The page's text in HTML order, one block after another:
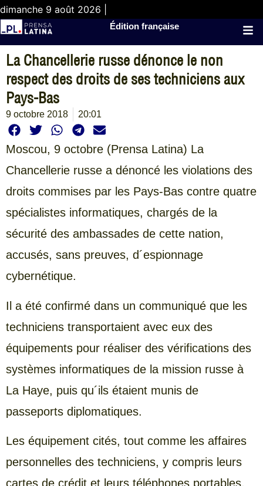
dimanche 9 août 2026 |
Édition française
La Chancellerie russe dénonce le non
respect des droits de ses techniciens aux
Pays-Bas
9 octobre 2018 20:01
Moscou, 9 octobre (Prensa Latina) La
Chancellerie russe a dénoncé les violations des
droits commises par les Pays-Bas contre quatre
spécialistes informatiques, chargés de la
sécurité des ambassades de cette nation,
accusés, sans preuves, d´espionnage
cybernétique.
Il a été confirmé dans un communiqué que les
techniciens transportaient avec eux des
équipements pour réaliser des vérifications des
systèmes informatiques de la mission russe à
La Haye, puis qu´ils étaient munis de
passeports diplomatiques.
Les équipement cités, tout comme les affaires
personnelles des techniciens, y compris leurs
cartes de crédit et leurs téléphones portables,